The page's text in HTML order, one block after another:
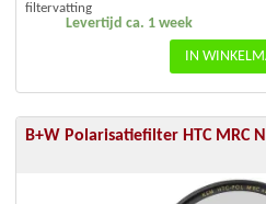
Levertijd ca. 1 week
filtervatting
IN
B+W Polarisatiefilter HTC MRC